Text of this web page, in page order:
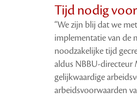
Tijd nodig
“We zijn blij dat we
implementatie van de
noodzakelijke tijd
aldus NBBU-directeur
gelijkwaardige
arbeidsvoorwaarden